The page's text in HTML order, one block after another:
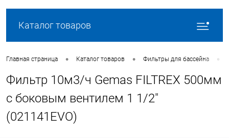
Каталог товаров
Главная страница • Каталог товаров • Фильтры для бассейна •
Фильтр 10м3/ч Gemas FILTREX 500мм
с боковым вентилем 1 1/2"
(021141EVO)